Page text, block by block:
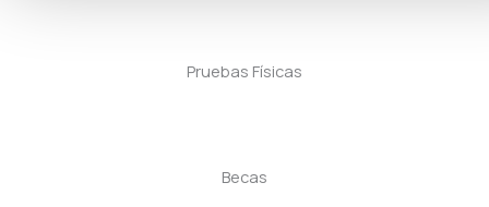
Pruebas Físicas
Becas